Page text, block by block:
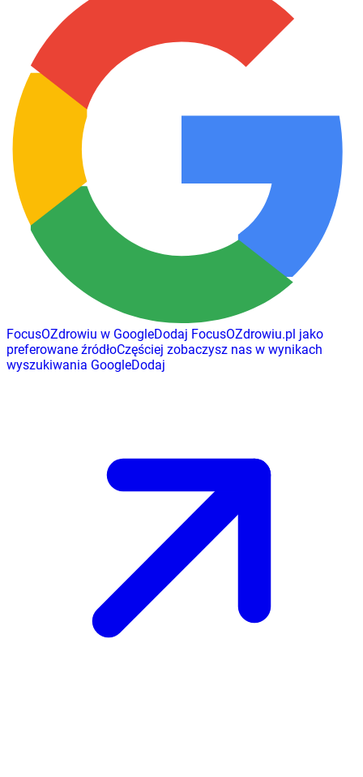
FocusOZdrowiu w GoogleDodaj FocusOZdrowiu.pl jako
preferowane źródłoCzęściej zobaczysz nas w wynikach
wyszukiwania GoogleDodaj